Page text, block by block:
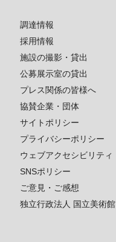
調達情報
採用情報
施設の撮影・貸出
公募展示室の貸出
プレス関係の皆様へ
協賛企業・団体
サイトポリシー
プライバシーポリシー
ウェブアクセシビリティ
SNSポリシー
ご意見・ご感想
独立行政法人 国立美術館